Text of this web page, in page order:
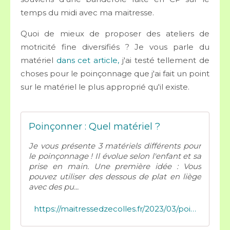
temps du midi avec ma maitresse.
Quoi de mieux de proposer des ateliers de
motricité fine diversifiés ? Je vous parle du
matériel dans cet article, j'ai testé tellement de
choses pour le poinçonnage que j'ai fait un point
sur le matériel le plus approprié qu'il existe.
Poinçonner : Quel matériel ?
Je vous présente 3 matériels différents pour
le poinçonnage ! Il évolue selon l'enfant et sa
prise en main. Une première idée : Vous
pouvez utiliser des dessous de plat en liège
avec des pu...
https://maitressedzecolles.fr/2023/03/poinconner-quel-materiel.html